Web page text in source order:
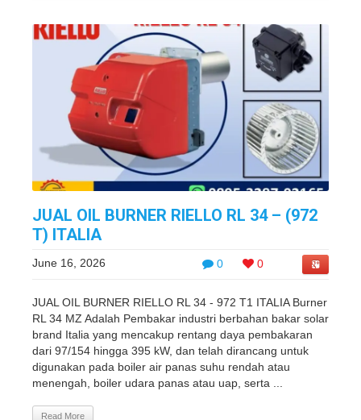
JUAL OIL BURNER RIELLO RL 34 – (972
T) ITALIA
0 0
June 16, 2026
JUAL OIL BURNER RIELLO RL 34 - 972 T1 ITALIA Burner
RL 34 MZ Adalah Pembakar industri berbahan bakar solar
brand Italia yang mencakup rentang daya pembakaran
dari 97/154 hingga 395 kW, dan telah dirancang untuk
digunakan pada boiler air panas suhu rendah atau
menengah, boiler udara panas atau uap, serta ...
Read More